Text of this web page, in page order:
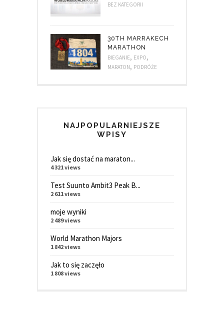
BEZ KATEGORII
30TH MARRAKECH
MARATHON
BIEGANIE, EXPO,
MARATON, PODRÓŻE
NAJPOPULARNIEJSZE
WPISY
Jak się dostać na maraton...
4 321 views
Test Suunto Ambit3 Peak B...
2 611 views
moje wyniki
2 489 views
World Marathon Majors
1 842 views
Jak to się zaczęło
1 808 views